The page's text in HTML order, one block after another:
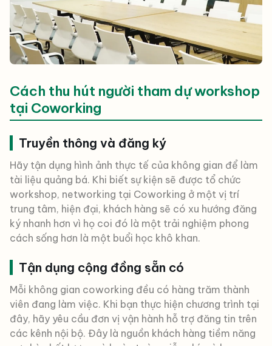
Cách thu hút người tham dự workshop
tại Coworking
Truyền thông và đăng ký
Hãy tận dụng hình ảnh thực tế của không gian để làm
tài liệu quảng bá. Khi biết sự kiện sẽ được tổ chức
workshop, networking tại Coworking ở một vị trí
trung tâm, hiện đại, khách hàng sẽ có xu hướng đăng
ký nhanh hơn vì họ coi đó là một trải nghiệm phong
cách sống hơn là một buổi học khô khan.
Tận dụng cộng đồng sẵn có
Mỗi không gian coworking đều có hàng trăm thành
viên đang làm việc. Khi bạn thực hiện chương trình tại
đây, hãy yêu cầu đơn vị vận hành hỗ trợ đăng tin trên
các kênh nội bộ. Đây là nguồn khách hàng tiềm năng